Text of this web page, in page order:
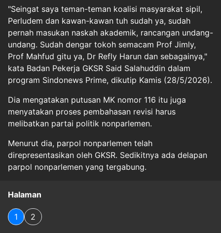
"Seingat saya teman-teman koalisi masyarakat sipil,
Perludem dan kawan-kawan tuh sudah ya, sudah
pernah masukan naskah akademik, rancangan undang-
undang. Sudah dengar tokoh semacam Prof Jimly,
Prof Mahfud gitu ya, Dr Refly Harun dan sebagainya,"
kata Badan Pekerja GKSR Said Salahuddin dalam
program Sindonews Prime, dikutip Kamis (28/5/2026).
Dia mengatakan putusan MK nomor 116 itu juga
menyatakan proses pembahasan revisi harus
melibatkan partai politik nonparlemen.
Menurut dia, parpol nonparlemen telah
direpresentasikan oleh GKSR. Sedikitnya ada delapan
parpol nonparlemen yang tergabung.
Halaman
1 2